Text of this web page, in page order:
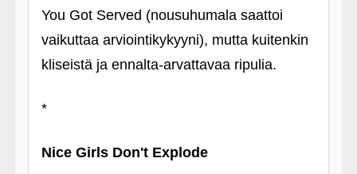
You Got Served (nousuhumala saattoi
vaikuttaa arviointikykyyni), mutta kuitenkin
kliseistä ja ennalta-arvattavaa ripulia.
*
Nice Girls Don't Explode